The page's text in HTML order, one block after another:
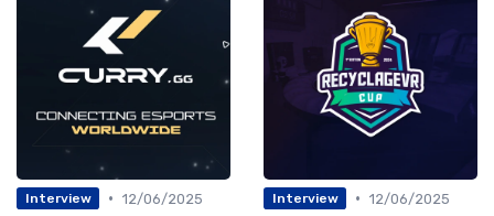
Interview • 12/06/2025
Interview • 12/06/2025